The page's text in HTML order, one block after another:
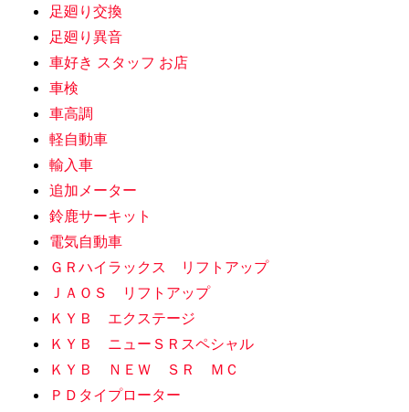
足廻り交換
足廻り異音
車好き スタッフ お店
車検
車高調
軽自動車
輸入車
追加メーター
鈴鹿サーキット
電気自動車
ＧＲハイラックス リフトアップ
ＪＡＯＳ リフトアップ
ＫＹＢ エクステージ
ＫＹＢ ニューＳＲスペシャル
ＫＹＢ ＮＥＷ ＳＲ ＭＣ
ＰＤタイプローター